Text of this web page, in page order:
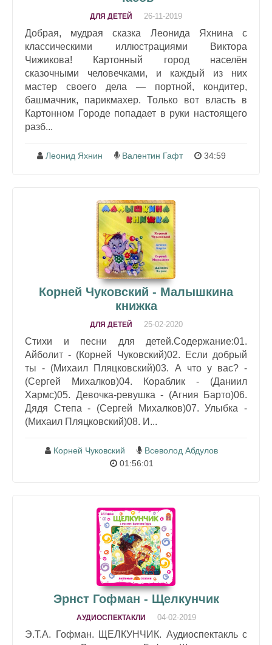
ДЛЯ ДЕТЕЙ 26-11-2019
Добрая, мудрая сказка Леонида Яхнина с
классическими иллюстрациями Виктора
Чижикова! Картонный город населён
сказочными человечками, и каждый из них
мастер своего дела — портной, кондитер,
башмачник, парикмахер. Только вот власть в
Картонном Городе попадает в руки настоящего
разб...
Леонид Яхнин Валентин Гафт 34:59
Корней Чуковский - Малышкина
книжка
ДЛЯ ДЕТЕЙ 25-02-2020
Стихи и песни для детей.Содержание:01.
Айболит - (Корней Чуковский)02. Если добрый
ты - (Михаил Пляцковский)03. А что у вас? -
(Сергей Михалков)04. Кораблик - (Даниил
Хармс)05. Девочка-ревушка - (Агния Барто)06.
Дядя Степа - (Сергей Михалков)07. Улыбка -
(Михаил Пляцковский)08. И...
Корней Чуковский
Всеволод Абдулов
01:56:01
Эрнст Гофман - Щелкунчик
АУДИОСПЕКТАКЛИ 04-02-2019
Э.Т.А. Гофман. ЩЕЛКУНЧИК. Аудиоспектакль с